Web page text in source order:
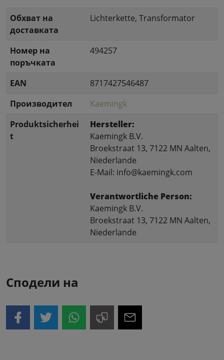
Обхват на
доставката
Lichterkette, Transformator
Номер на
поръчката
494257
EAN
8717427546487
Производител
Kaemingk
Produktsicherhei
t
Hersteller:
Kaemingk B.V.
Broekstraat 13, 7122 MN Aalten,
Niederlande
E-Mail: info@kaemingk.com
Verantwortliche Person:
Kaemingk B.V.
Broekstraat 13, 7122 MN Aalten,
Niederlande
Сподели на